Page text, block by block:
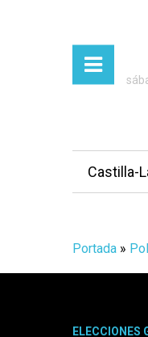
Castilla-
Portada »
ELECCIONES